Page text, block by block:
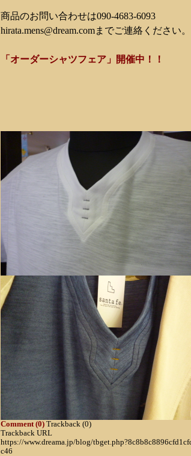
商品のお問い合わせは090-4683-6093
hirata.mens@dream.comまでご連絡ください。
「オーダーシャツフェア」開催中！！
Comment (0) Trackback (0)
Trackback URL
https://www.dreama.jp/blog/
c46